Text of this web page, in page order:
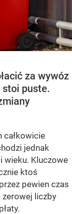
za wywóz
puste.
całkowicie
jednak
wieku. Kluczowe
ktoś
pewien czas
zerowej liczby